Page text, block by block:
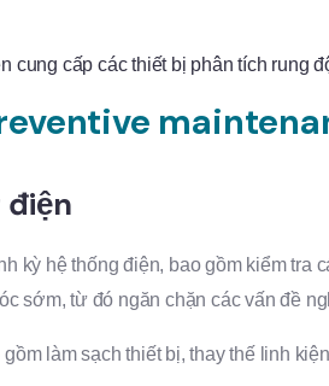
cung cấp các thiết bị phân tích rung
điện
kỳ hệ thống điện, bao gồm kiểm tra
sớm, từ đó ngăn chặn các vấn đề
làm sạch thiết bị, thay thế linh